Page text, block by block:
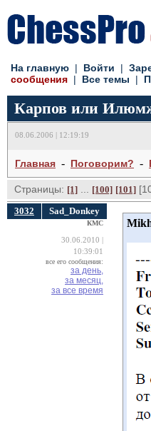
На главную | Войти |
сообщения | Все темы |
Карпов или
08.06.2006 | 12:19:19
Главная - Поговорим? -
Страницы: [1] [100] [101]
3032
Sad_Donkey
КМС
30.06.2010 |
10:39:01
все его сообщения:
за день,
за месяц,
за все время